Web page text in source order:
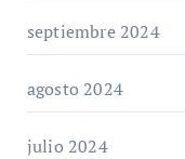
septiembre 2024
agosto 2024
julio 2024